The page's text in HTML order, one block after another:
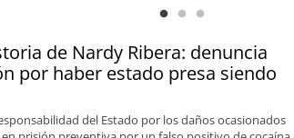
de Nardy Ribera: denuncia
por haber estado presa siendo
del Estado por los daños ocasionados